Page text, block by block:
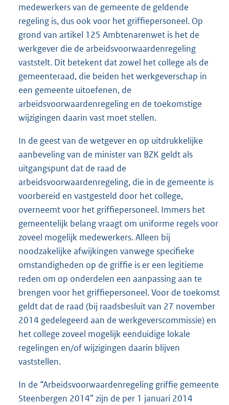
medewerkers van de gemeente de geldende
regeling is, dus ook voor het griffiepersoneel. Op
grond van artikel 125 Ambtenarenwet is het de
werkgever die de arbeidsvoorwaardenregeling
vaststelt. Dit betekent dat zowel het college als de
gemeenteraad, die beiden het werkgeverschap in
een gemeente uitoefenen, de
arbeidsvoorwaardenregeling en de toekomstige
wijzigingen daarin vast moet stellen.
In de geest van de wetgever en op uitdrukkelijke
aanbeveling van de minister van BZK geldt als
uitgangspunt dat de raad de
arbeidsvoorwaardenregeling, die in de gemeente is
voorbereid en vastgesteld door het college,
overneemt voor het griffiepersoneel. Immers het
gemeentelijk belang vraagt om uniforme regels voor
zoveel mogelijk medewerkers. Alleen bij
noodzakelijke afwijkingen vanwege specifieke
omstandigheden op de griffie is er een legitieme
reden om op onderdelen een aanpassing aan te
brengen voor het griffiepersoneel. Voor de toekomst
geldt dat de raad (bij raadsbesluit van 27 november
2014 gedelegeerd aan de werkgeverscommissie) en
het college zoveel mogelijk eenduidige lokale
regelingen en/of wijzigingen daarin blijven
vaststellen.
In de “Arbeidsvoorwaardenregeling griffie gemeente
Steenbergen 2014” zijn de per 1 januari 2014